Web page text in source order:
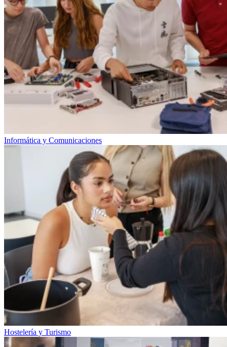
Informática y Comunicaciones
Hostelería y Turismo